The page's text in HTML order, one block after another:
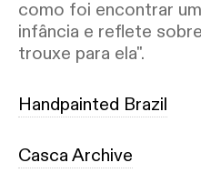
como foi encontrar
infância e reflete
trouxe para ela".
Handpainted Brazil
Casca Archive